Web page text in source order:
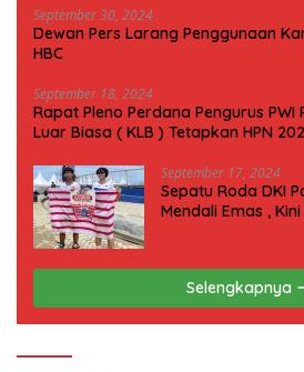
September 30, 2024
Dewan Pers Larang Penggunaan
HBC
September 18, 2024
Rapat Pleno Perdana Pengurus PWI
Luar Biasa ( KLB ) Tetapkan HPN
September 17, 2024
Sepatu Roda DKI
Mendali Emas ,
Selengkapnya